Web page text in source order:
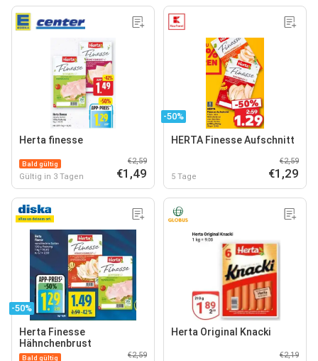
Herta finesse
Bald gültig
Gültig in 3 Tagen
€2,59
€1,49
-50%
HERTA Finesse Aufschnitt
5 Tage
€2,59
€1,29
-50%
Herta Finesse
Hähnchenbrust
Bald gültig €2,59
Herta Original Knacki
€2,19